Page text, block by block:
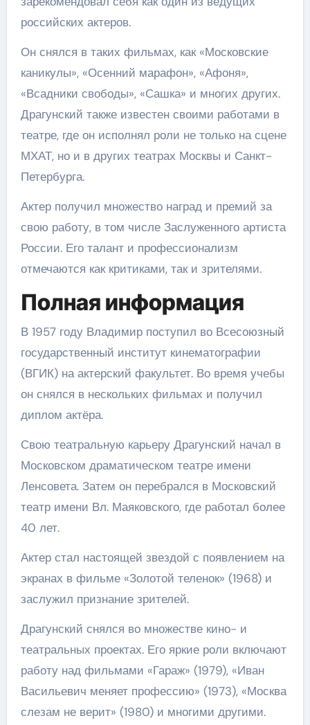
российских актеров.
Он снялся в таких фильмах, как «Московские
каникулы», «Осенний марафон», «Афоня»,
«Всадники свободы», «Сашка» и многих других.
Драгунский также известен своими работами в
театре, где он исполнял роли не только на сцене
МХАТ, но и в других театрах Москвы и Санкт-
Петербурга.
Актер получил множество наград и премий за
свою работу, в том числе Заслуженного артиста
России. Его талант и профессионализм
отмечаются как критиками, так и зрителями.
Полная информация
В 1957 году Владимир поступил во Всесоюзный
государственный институт кинематографии
(ВГИК) на актерский факультет. Во время учебы
он снялся в нескольких фильмах и получил
диплом актёра.
Свою театральную карьеру Драгунский начал в
Московском драматическом театре имени
Ленсовета. Затем он перебрался в Московский
театр имени Вл. Маяковского, где работал более
40 лет.
Актер стал настоящей звездой с появлением на
экранах в фильме «Золотой теленок» (1968) и
заслужил признание зрителей.
Драгунский снялся во множестве кино- и
театральных проектах. Его яркие роли включают
работу над фильмами «Гараж» (1979), «Иван
Васильевич меняет профессию» (1973), «Москва
слезам не верит» (1980) и многими другими.